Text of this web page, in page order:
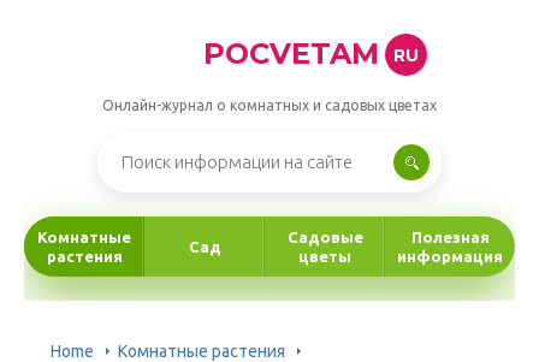
POCVETAM RU
Онлайн-журнал о комнатных и садовых цветах
Комнатные
растения
Сад
Садовые
цветы
Полезная
информация
Home
Комнатные растения